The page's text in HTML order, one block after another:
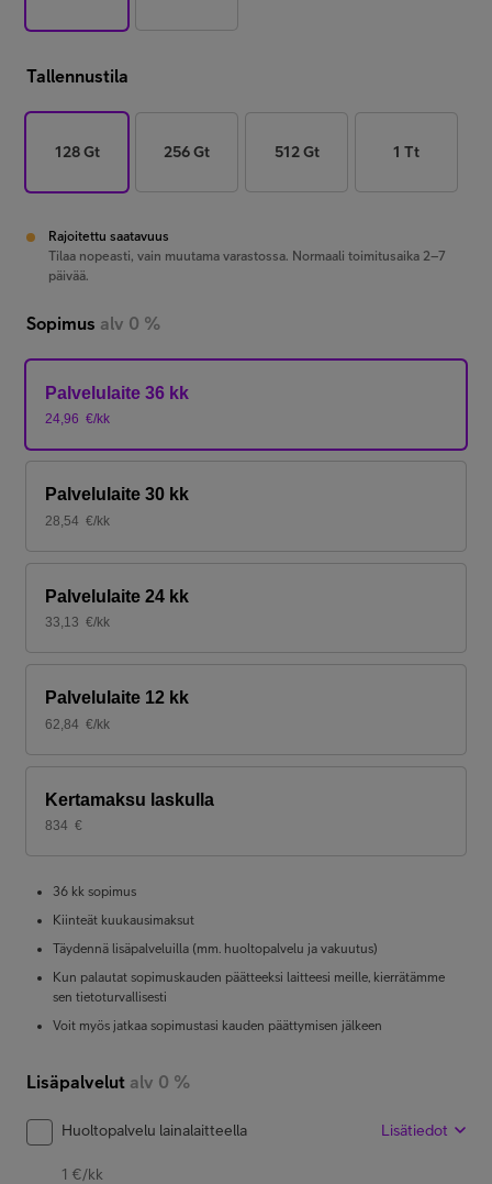
Tallennustila
128 Gt 256 Gt 512 Gt 1 Tt
Rajoitettu saatavuus
Tilaa nopeasti, vain muutama varastossa. Normaali toimitusaika 2–7
päivää.
Sopimus alv 0 %
Palvelulaite 36 kk
24,96 €/kk
Palvelulaite 30 kk
28,54 €/kk
Palvelulaite 24 kk
33,13 €/kk
Palvelulaite 12 kk
62,84 €/kk
Kertamaksu laskulla
834 €
36 kk sopimus
Kiinteät kuukausimaksut
Täydennä lisäpalveluilla (mm. huoltopalvelu ja vakuutus)
Kun palautat sopimuskauden päätteeksi laitteesi meille, kierrätämme
sen tietoturvallisesti
Voit myös jatkaa sopimustasi kauden päättymisen jälkeen
Lisäpalvelut alv 0 %
Huoltopalvelu lainalaitteella Lisätiedot
1 €/kk